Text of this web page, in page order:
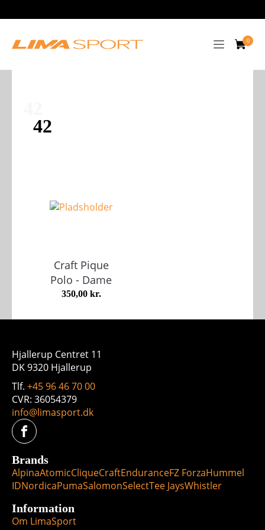
42
Craft Pique
Polo - Dame
350,00 kr.
Hjallerup Centret 11
DK 9320 Hjallerup
Tlf. +45 96 46 70 00
CVR: 36054379
info@limasport.dk
Brands
AlpinaAtomicCliqueCraftEnduranceFZ ForzaHummel
IDNordicaPumaSalomonSelectTee JaysWhistler
Information
Om LimaSport